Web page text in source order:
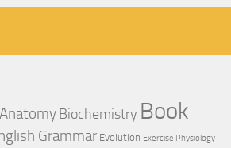
AnatomyBiochemistry Book
Grammar Evolution Exercise Physiology